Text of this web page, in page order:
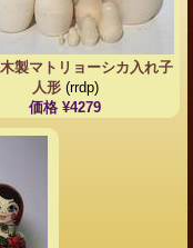
製マトリョーシカ入れ子
人形(rrdp)
価格 ¥4279